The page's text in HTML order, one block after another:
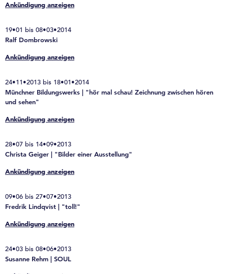
Ankündigung anzeigen
19•01 bis 08•03•2014
Ralf Dombrowski
Ankündigung anzeigen
24•11•2013 bis 18•01•2014
Münchner Bildungswerks | "hör mal schau! Zeichnung zwischen hören
und sehen"
Ankündigung anzeigen
28•07 bis 14•09•2013
Christa Geiger | "Bilder einer Ausstellung"
Ankündigung anzeigen
09•06 bis 27•07•2013
Fredrik Lindqvist | "toll!"
Ankündigung anzeigen
24•03 bis 08•06•2013
Susanne Rehm | SOUL